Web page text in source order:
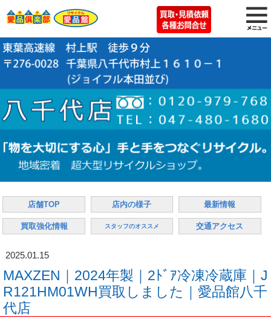
店舗TOP 店内の様子 最新情報
買取強化情報 スタッフのオススメ 交通アクセス
2025.01.15
MAXZEN｜2024年製｜2ﾄﾞｱ冷凍冷蔵庫｜J
R121HM01WH買取しました｜愛品館八千
代店